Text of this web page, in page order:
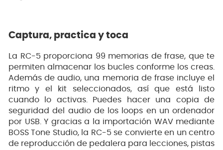
Captura, practica y toca
La RC-5 proporciona 99 memorias de frase, que te
permiten almacenar los bucles conforme los creas.
Además de audio, una memoria de frase incluye el
ritmo y el kit seleccionados, así que está listo
cuando lo activas. Puedes hacer una copia de
seguridad del audio de los loops en un ordenador
por USB. Y gracias a la importación WAV mediante
BOSS Tone Studio, la RC-5 se convierte en un centro
de reproducción de pedalera para lecciones, pistas